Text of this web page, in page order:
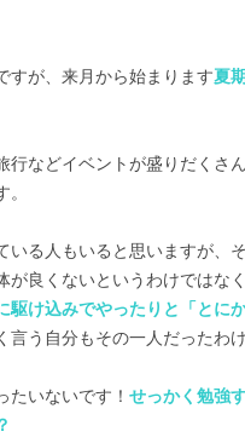
すが、来月から始まります夏
行などイベントが盛りだくさ
いる人もいると思いますが、
良くないというわけではなく
駆け込みでやったりと「とに
言う自分もその一人だったわ
たいないです！ せっかく勉強